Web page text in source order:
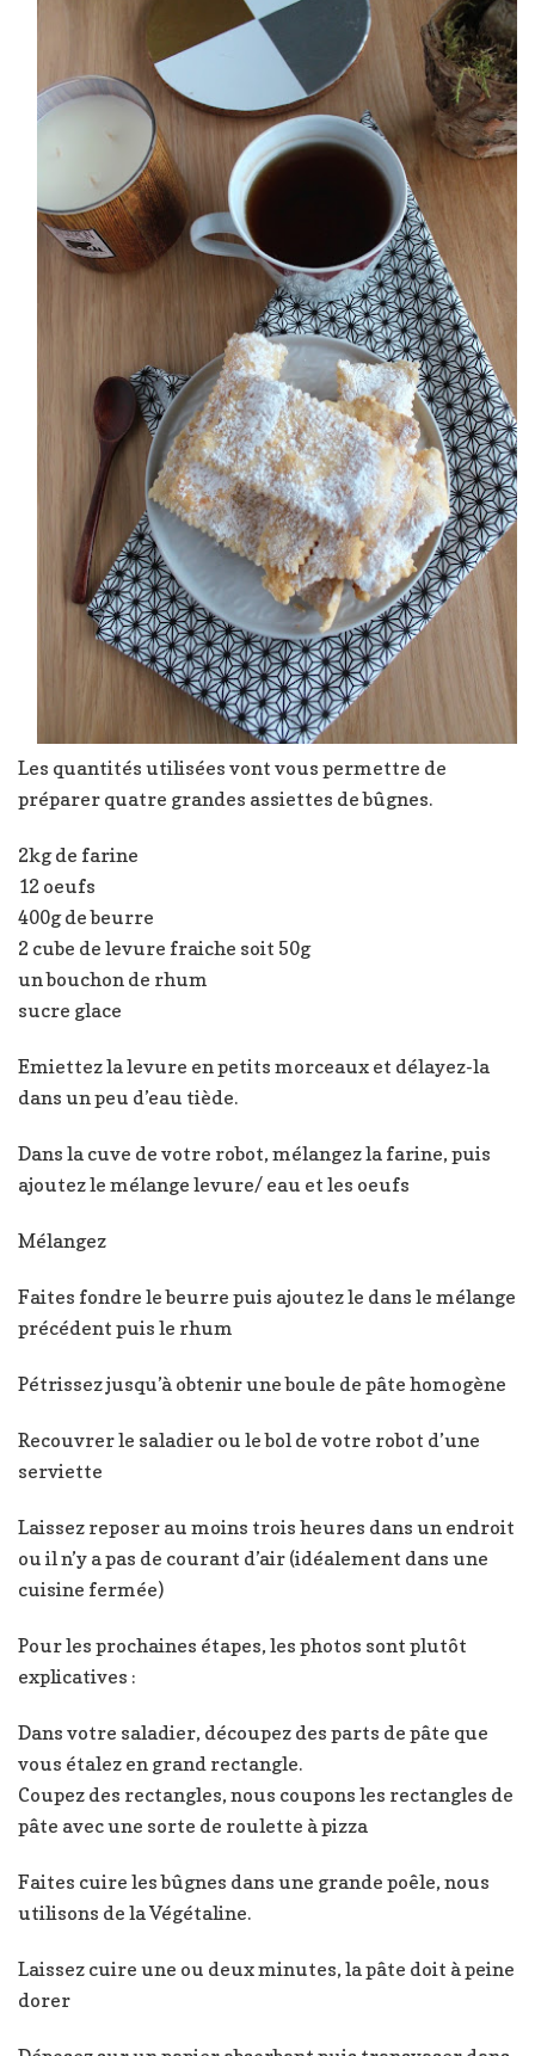
Les quantités utilisées vont vous permettre de
préparer quatre grandes assiettes de bûgnes.
2kg de farine
12 oeufs
400g de beurre
2 cube de levure fraiche soit 50g
un bouchon de rhum
sucre glace
Emiettez la levure en petits morceaux et délayez-la
dans un peu d’eau tiède.
Dans la cuve de votre robot, mélangez la farine, puis
ajoutez le mélange levure/ eau et les oeufs
Mélangez
Faites fondre le beurre puis ajoutez le dans le mélange
précédent puis le rhum
Pétrissez jusqu’à obtenir une boule de pâte homogène
Recouvrer le saladier ou le bol de votre robot d’une
serviette
Laissez reposer au moins trois heures dans un endroit
ou il n’y a pas de courant d’air (idéalement dans une
cuisine fermée)
Pour les prochaines étapes, les photos sont plutôt
explicatives :
Dans votre saladier, découpez des parts de pâte que
vous étalez en grand rectangle.
Coupez des rectangles, nous coupons les rectangles de
pâte avec une sorte de roulette à pizza
Faites cuire les bûgnes dans une grande poêle, nous
utilisons de la Végétaline.
Laissez cuire une ou deux minutes, la pâte doit à peine
dorer